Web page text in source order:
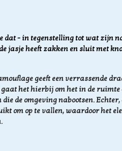
dat - in tegenstelling tot wat zijn
jasje heeft zakken en sluit met
geeft een verrassende
het hierbij om het in de ruimte
de omgeving nabootsen.
om op te vallen, waardoor het